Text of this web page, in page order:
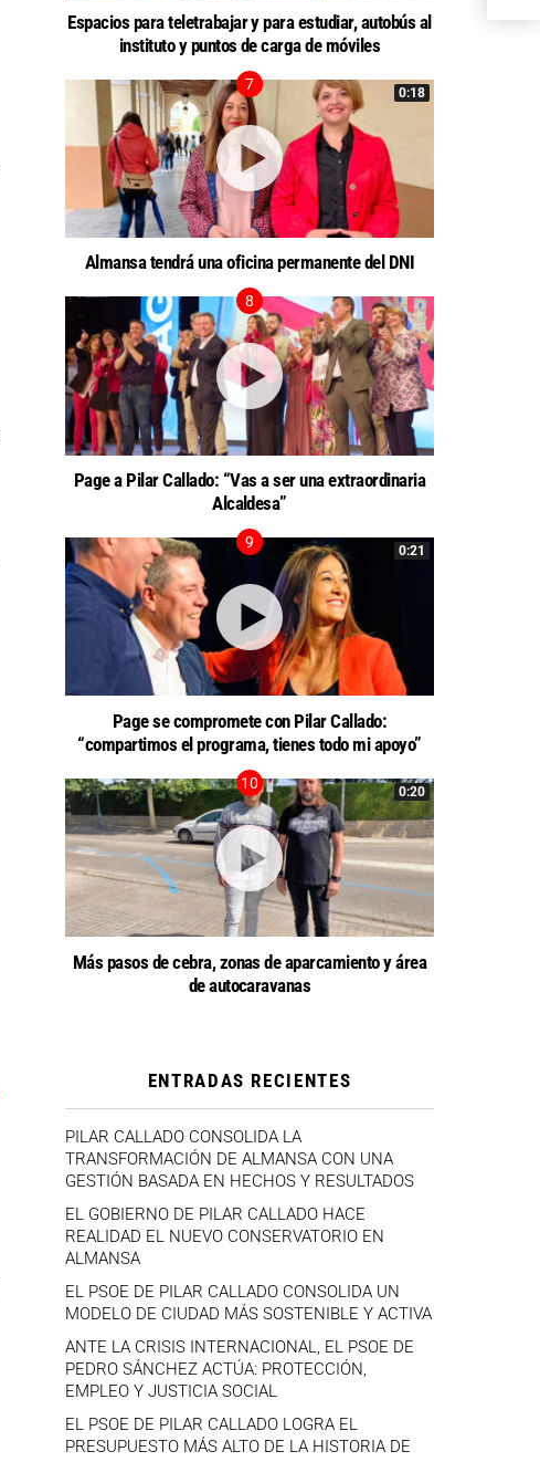
Espacios para teletrabajar y para estudiar, autobús al
instituto y puntos de carga de móviles
0:18
Almansa tendrá una oficina permanente del DNI
Page a Pilar Callado: “Vas a ser una extraordinaria
Alcaldesa”
0:21
Page se compromete con Pilar Callado:
“compartimos el programa, tienes todo mi apoyo”
0:20
Más pasos de cebra, zonas de aparcamiento y área
de autocaravanas
ENTRADAS RECIENTES
PILAR CALLADO CONSOLIDA LA
TRANSFORMACIÓN DE ALMANSA CON UNA
GESTIÓN BASADA EN HECHOS Y RESULTADOS
EL GOBIERNO DE PILAR CALLADO HACE
REALIDAD EL NUEVO CONSERVATORIO EN
ALMANSA
EL PSOE DE PILAR CALLADO CONSOLIDA UN
MODELO DE CIUDAD MÁS SOSTENIBLE Y ACTIVA
ANTE LA CRISIS INTERNACIONAL, EL PSOE DE
PEDRO SÁNCHEZ ACTÚA: PROTECCIÓN,
EMPLEO Y JUSTICIA SOCIAL
EL PSOE DE PILAR CALLADO LOGRA EL
PRESUPUESTO MÁS ALTO DE LA HISTORIA DE